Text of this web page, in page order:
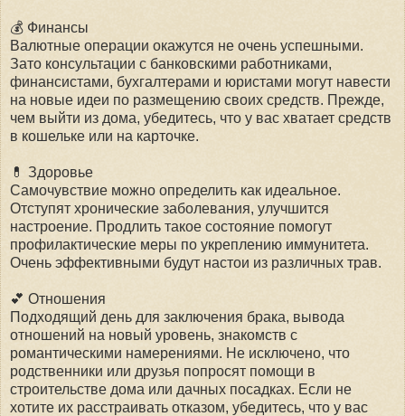
💰 Финансы
Валютные операции окажутся не очень успешными.
Зато консультации с банковскими работниками,
финансистами, бухгалтерами и юристами могут навести
на новые идеи по размещению своих средств. Прежде,
чем выйти из дома, убедитесь, что у вас хватает средств
в кошельке или на карточке.
💊 Здоровье
Самочувствие можно определить как идеальное.
Отступят хронические заболевания, улучшится
настроение. Продлить такое состояние помогут
профилактические меры по укреплению иммунитета.
Очень эффективными будут настои из различных трав.
💕 Отношения
Подходящий день для заключения брака, вывода
отношений на новый уровень, знакомств с
романтическими намерениями. Не исключено, что
родственники или друзья попросят помощи в
строительстве дома или дачных посадках. Если не
хотите их расстраивать отказом, убедитесь, что у вас